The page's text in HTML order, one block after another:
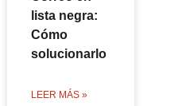
lista negra:
Cómo
solucionarlo
LEER MÁS »